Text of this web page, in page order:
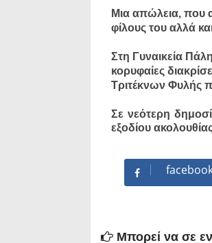
Μια απώλεια, που
φίλους του αλλά
Στη Γυναικεία
κορυφαίες
Τριτέκνων Φυλής
Σε νεότερη
εξοδίου
Μπορεί να σε